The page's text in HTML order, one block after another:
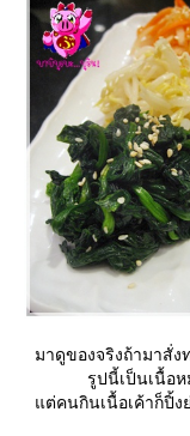
มาดูของจริงถ้ามาสั่
รูปนี้เป็นเนื้อ
ต่คนกินเนื้อเค้าก็ปิ้ง